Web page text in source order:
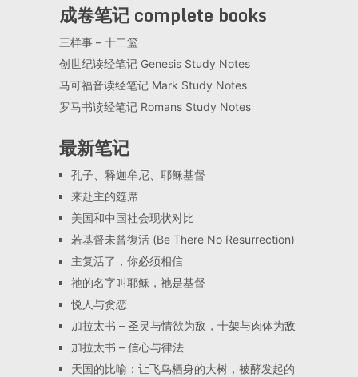
成卷笔记 complete books
三样事 – 十二篮
创世纪读经笔记 Genesis Study Notes
马可福音读经笔记 Mark Study Notes
罗马书读经笔记 Romans Study Notes
最新笔记
孔子、释迦牟尼、耶稣基督
来赴主的筵席
美国和中国社会现状对比
若基督未曾復活 (Be There No Resurrection)
主复活了，你必须相信
祂的名字叫耶稣，祂是基督
悦人与贪恋
加拉太书 – 圣灵与情欲为敌，十架与肉体为敌
加拉太书 – 信心与律法
天国的比喻：让飞鸟栖身的大树，被酵发起的